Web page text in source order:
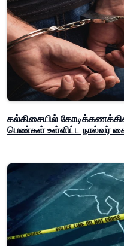
கல்கிசையில்
பெண்கள் உள்ளிட்ட நால்வர்